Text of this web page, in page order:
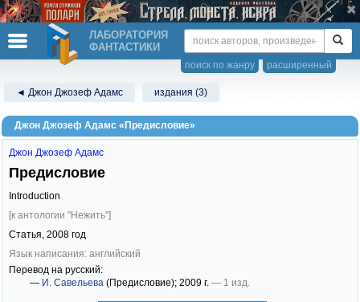
ЛАБОРАТОРИЯ
ФАНТАСТИКИ
расширенный
поиск по жанру
◄ Джон Джозеф Адамс издания (3)
Джон Джозеф Адамс «Предисловие»
Джон Джозеф Адамс
Предисловие
Introduction
[к антологии "Нежить"]
Статья, 2008 год
Язык написания: английский
Перевод на русский:
— И. Савельева (Предисловие); 2009 г. — 1 изд.